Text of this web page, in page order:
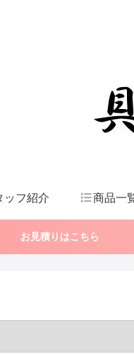
ッフ紹介 商品一
積りはこちら